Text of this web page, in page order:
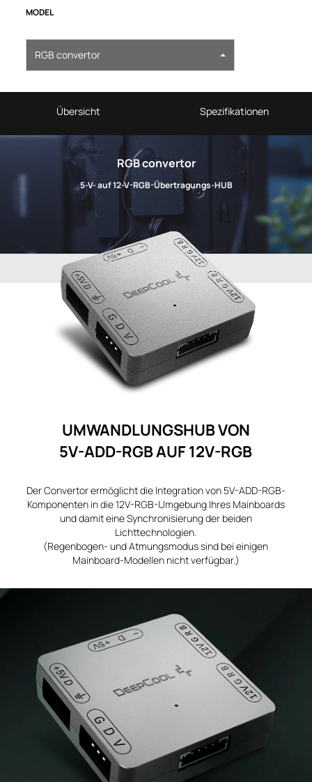
MODEL
RGB convertor
Übersicht Spezifikationen
RGB convertor
5-V- auf 12-V-RGB-Übertragungs-HUB
UMWANDLUNGSHUB VON
5V-ADD-RGB AUF 12V-RGB
Der Convertor ermöglicht die Integration von 5V-ADD-RGB-
Komponenten in die 12V-RGB-Umgebung Ihres Mainboards
und damit eine Synchronisierung der beiden
Lichttechnologien.
(Regenbogen- und Atmungsmodus sind bei einigen
Mainboard-Modellen nicht verfügbar.)